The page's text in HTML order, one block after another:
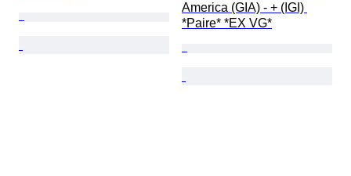
America (GIA) - + (IGI)
*Paire* *EX VG*